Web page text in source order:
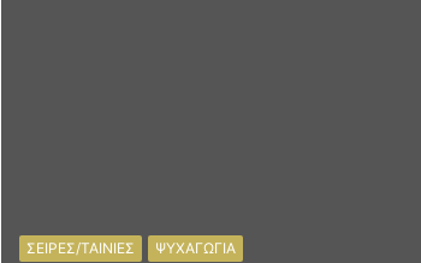
ΣΕΙΡΕΣ/ΤΑΙΝΙΕΣ ΨΥΧΑΓΩΓΙΑ